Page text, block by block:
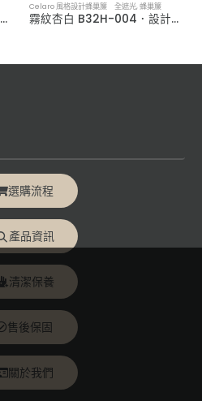
透光雙色 米白黑 EcoLite EL03-06 ．永續環保捲簾
Celaro 風格設計蜂巢簾 全遮光,蜂巢簾
霧紋杏白 B32H-004．設計款全遮光蜂巢簾
選購流程
產品資訊
清潔保養
售後保固
關於我們